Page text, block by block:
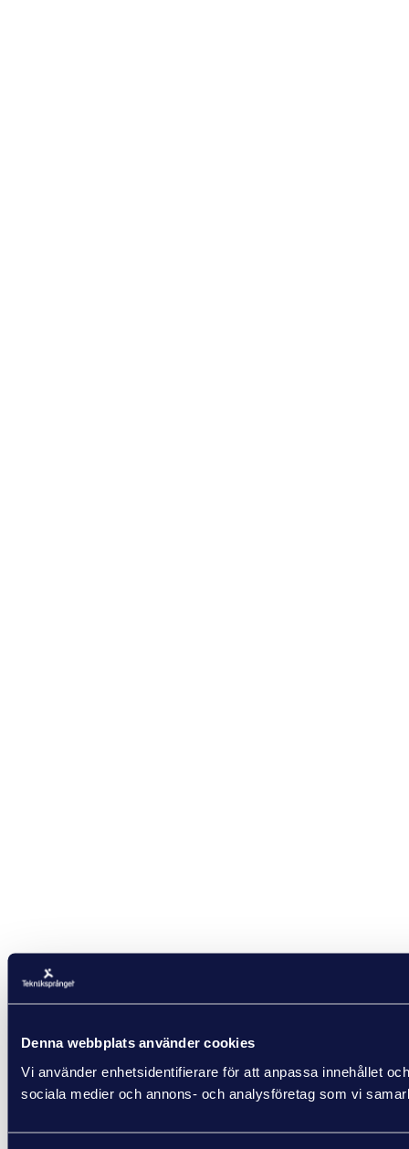
Denna webbplats använder cookies
Vi använder enhetsidentifierare för att anpassa innehållet
sociala medier och annons- och analysföretag som vi